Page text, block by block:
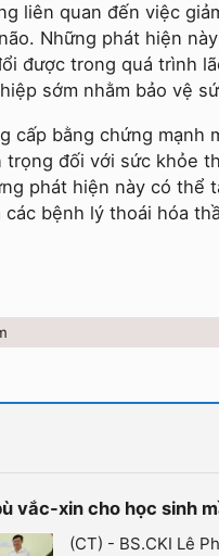
liên quan đến việc
Những phát hiện
được trong quá trình
sớm nhằm bảo vệ
cấp bằng chứng
trọng đối với sức khỏe
phát hiện này có thể
bệnh lý thoái hóa
vắc-xin cho học sinh
(CT) - BS.CKI Lê